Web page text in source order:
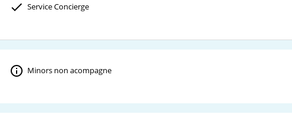
Service Concierge
Minors non acompagne